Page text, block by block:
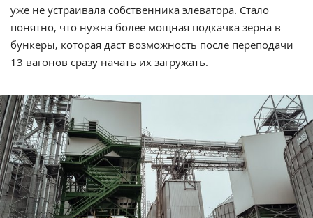
уже не устраивала собственника элеватора. Стало
понятно, что нужна более мощная подкачка зерна в
бункеры, которая даст возможность после переподачи
13 вагонов сразу начать их загружать.